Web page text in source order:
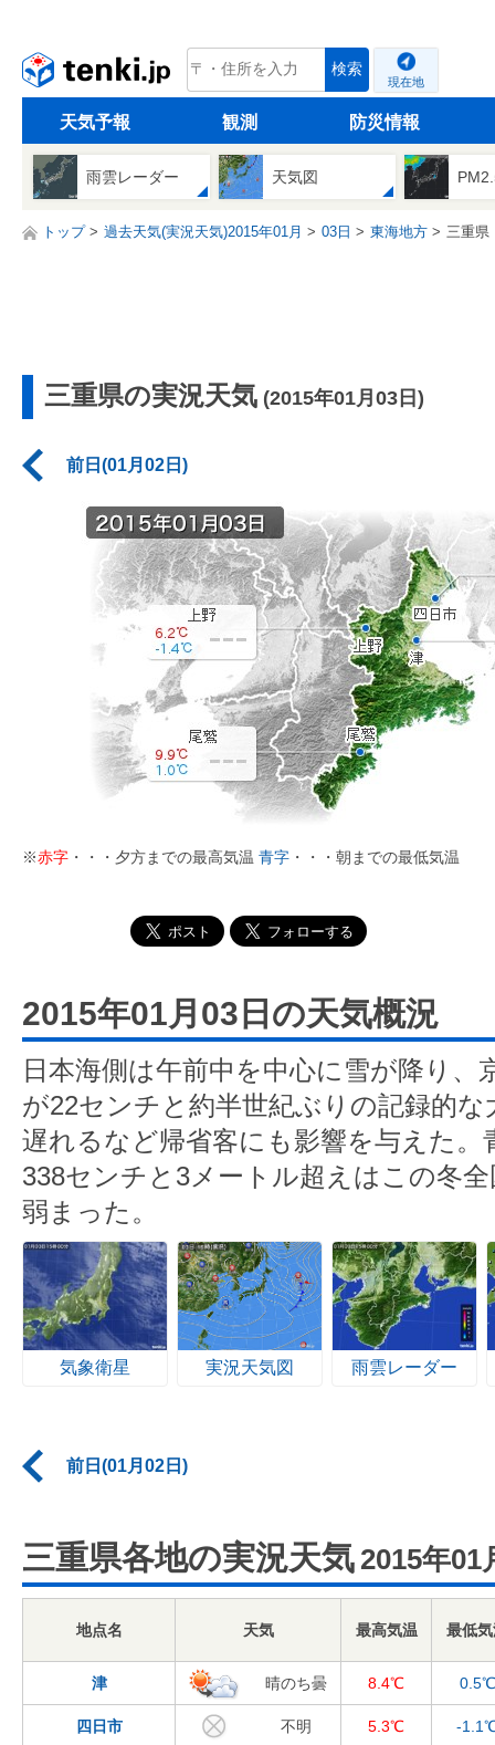
tenki.jp 検索
現在地
天気予報 観測 防災情報
雨雲レーダー 天気図
トップ 過去天気(実況天気)2015年01月 03日 東海地方 三重県
三重県の実況天気 (2015年01月03日)
前日(01月02日)
※赤字 ・・・夕方までの最高気温 青字 ・・・朝までの最低気温
2015年01月03日の天気概況
日本海側は午前中を中心に雪が降り、
が22センチと約半世紀ぶりの記録的
遅れるなど帰省客にも影響を与えた。
338センチと3メートル超えはこの冬
弱まった。
気象衛星 実況天気図 雨雲レーダー
前日(01月02日)
三重県各地の実況天気 2015年01
地点名 天気 最高気温 最低
津 晴のち曇 8.4℃ 0.5℃
四日市 不明 5.3℃ -